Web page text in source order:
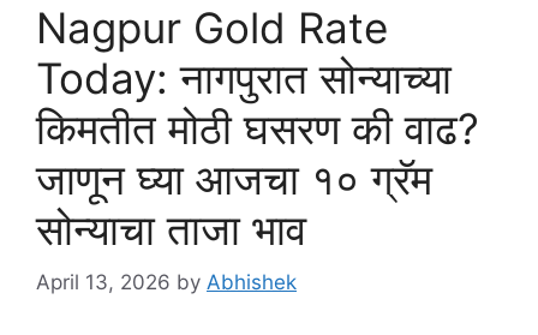
Nagpur Gold Rate
Today: नागपुरात सोन्याच्या
किमतीत मोठी घसरण की वाढ?
जाणून घ्या आजचा १० ग्रॅम
सोन्याचा ताजा भाव
April 13, 2026 by Abhishek